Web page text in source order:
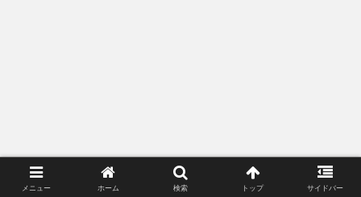
メニュー ホーム 検索 トップ サイドバー